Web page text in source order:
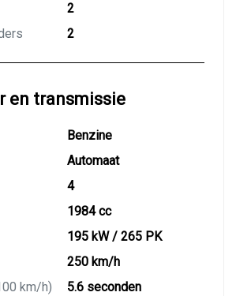
2
2
en transmissie
Benzine
Automaat
4
1984 cc
195 kW / 265 PK
250 km/h
km/h)
5.6 seconden